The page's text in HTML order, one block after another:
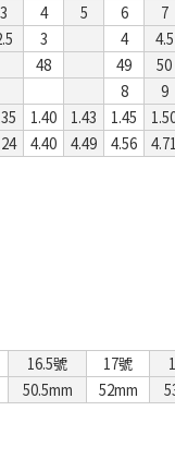
3 4 5 6 7
3 4 4.5
48 49 50
8 9
1.40 1.43 1.45
4.40 4.49 4.56 4.71
16.5號 17號
50.5mm 52mm